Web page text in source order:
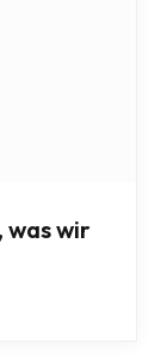
was wir